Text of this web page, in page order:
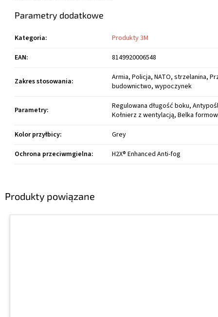
Produkty powiązane
Parametry dodatkowe
Kategoria:
Produkty 3M
EAN: 8149920006548
Zakres stosowania:
Armia, Policja, NATO, strzelanina,
budownictwo, wypoczynek
Parametry:
Regulowana długość boku,
Kołnierz z wentylacją, Belka
Kolor przyłbicy:
Grey
Ochrona przeciwmgielna: H2X® Enhanced Anti-fog